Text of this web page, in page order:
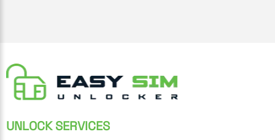
UNLOCK SERVICES